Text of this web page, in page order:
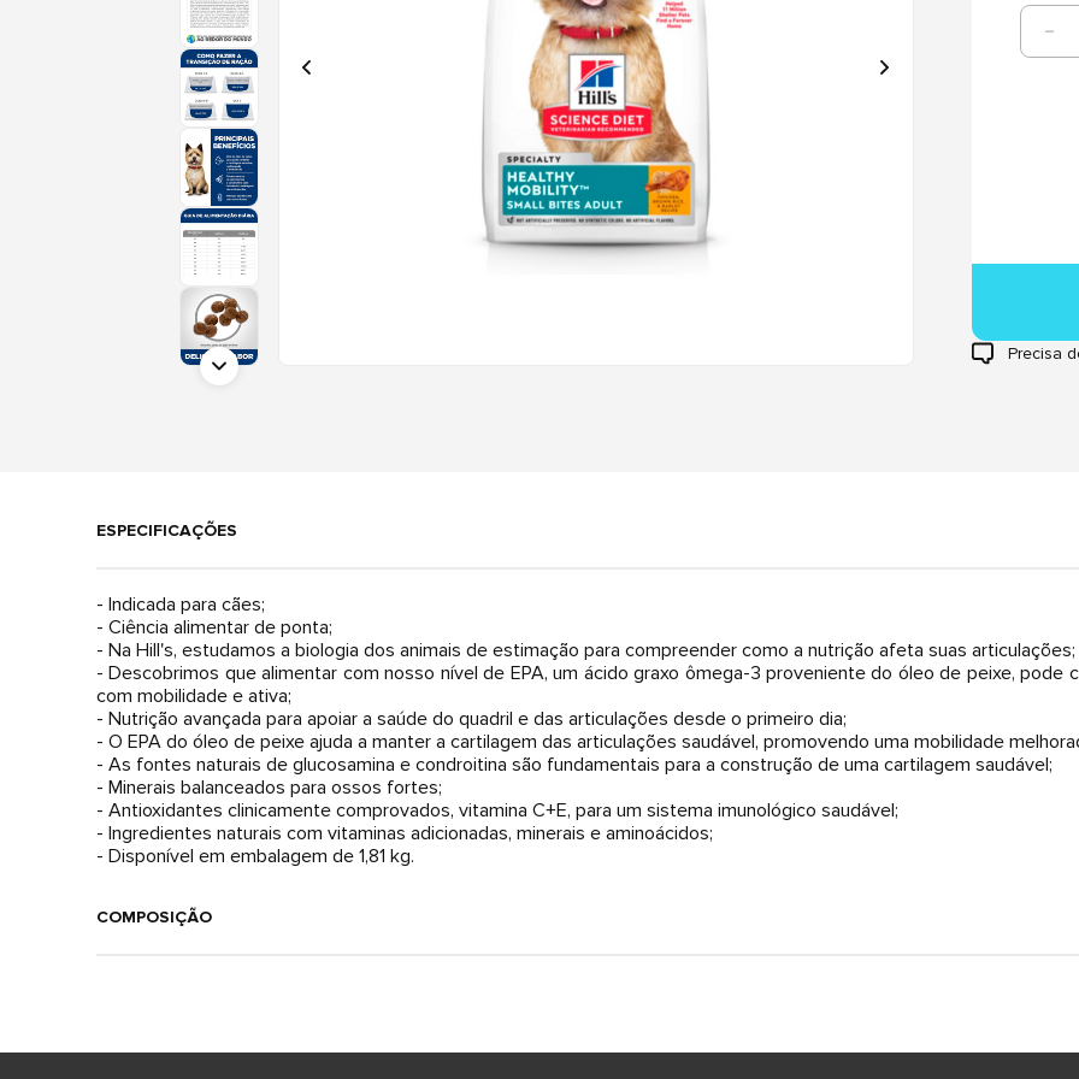
Precisa
ESPECIFICAÇÕES
- Indicada para cães;
- Ciência alimentar de ponta;
- Na Hill's, estudamos a biologia dos animais de estimação para compreender como a nutrição afeta suas articulações;
- Descobrimos que alimentar com nosso nível de EPA, um ácido graxo ômega-3 proveniente do óleo de peixe, pode
com mobilidade e ativa;
- Nutrição avançada para apoiar a saúde do quadril e das articulações desde o primeiro dia;
- O EPA do óleo de peixe ajuda a manter a cartilagem das articulações saudável, promovendo uma mobilidade
- As fontes naturais de glucosamina e condroitina são fundamentais para a construção de uma cartilagem saudável;
- Minerais balanceados para ossos fortes;
- Antioxidantes clinicamente comprovados, vitamina C+E, para um sistema imunológico saudável;
- Ingredientes naturais com vitaminas adicionadas, minerais e aminoácidos;
- Disponível em embalagem de 1,81 kg.
COMPOSIÇÃO